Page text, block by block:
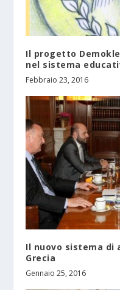
Ιl progetto
nel sistema
Febbraio 23, 2016
Il nuovo sistema di
Grecia
Gennaio 25, 2016